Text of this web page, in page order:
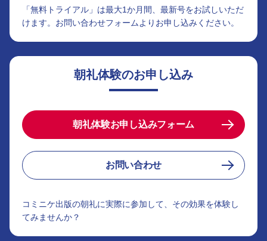
「無料トライアル」は最大1か月間、最新号をお試しいただ
けます。お問い合わせフォームよりお申し込みください。
朝礼体験のお申し込み
朝礼体験お申し込みフォーム
お問い合わせ
コミニケ出版の朝礼に実際に参加して、その効果を体験し
てみませんか？